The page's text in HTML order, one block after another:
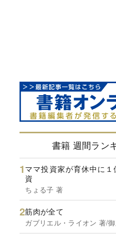
書籍 週間ラン
ママ投資家が育休中に
資
ちょる子 著
筋肉が全て
ガブリエル・ライオン 著/